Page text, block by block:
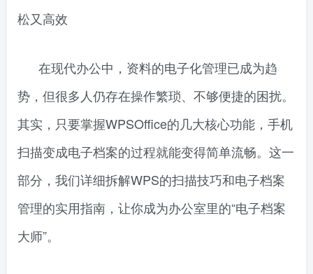
松又高效
在现代办公中，资料的电子化管理已成为趋
势，但很多人仍存在操作繁琐、不够便捷的困扰。
其实，只要掌握WPSOffice的几大核心功能，手机
扫描变成电子档案的过程就能变得简单流畅。这一
部分，我们详细拆解WPS的扫描技巧和电子档案
管理的实用指南，让你成为办公室里的“电子档案
大师”。